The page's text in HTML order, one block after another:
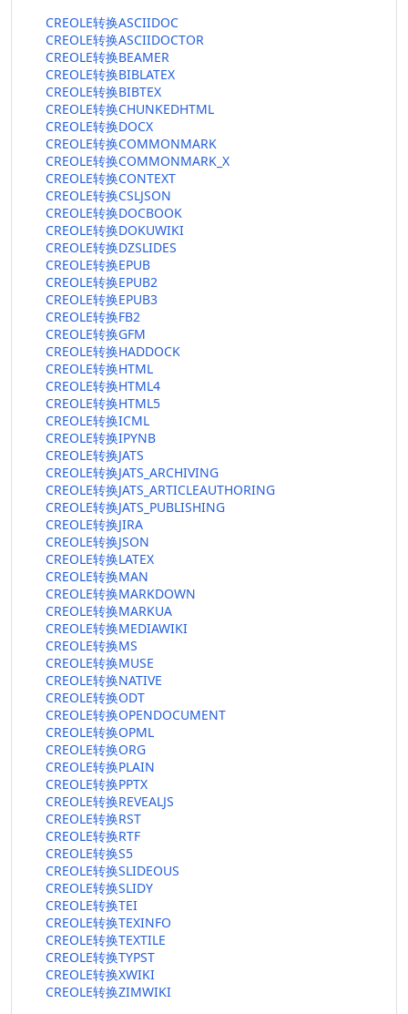
CREOLE转换ASCIIDOC
CREOLE转换ASCIIDOCTOR
CREOLE转换BEAMER
CREOLE转换BIBLATEX
CREOLE转换BIBTEX
CREOLE转换CHUNKEDHTML
CREOLE转换DOCX
CREOLE转换COMMONMARK
CREOLE转换COMMONMARK_X
CREOLE转换CONTEXT
CREOLE转换CSLJSON
CREOLE转换DOCBOOK
CREOLE转换DOKUWIKI
CREOLE转换DZSLIDES
CREOLE转换EPUB
CREOLE转换EPUB2
CREOLE转换EPUB3
CREOLE转换FB2
CREOLE转换GFM
CREOLE转换HADDOCK
CREOLE转换HTML
CREOLE转换HTML4
CREOLE转换HTML5
CREOLE转换ICML
CREOLE转换IPYNB
CREOLE转换JATS
CREOLE转换JATS_ARCHIVING
CREOLE转换JATS_ARTICLEAUTHORING
CREOLE转换JATS_PUBLISHING
CREOLE转换JIRA
CREOLE转换JSON
CREOLE转换LATEX
CREOLE转换MAN
CREOLE转换MARKDOWN
CREOLE转换MARKUA
CREOLE转换MEDIAWIKI
CREOLE转换MS
CREOLE转换MUSE
CREOLE转换NATIVE
CREOLE转换ODT
CREOLE转换OPENDOCUMENT
CREOLE转换OPML
CREOLE转换ORG
CREOLE转换PLAIN
CREOLE转换PPTX
CREOLE转换REVEALJS
CREOLE转换RST
CREOLE转换RTF
CREOLE转换S5
CREOLE转换SLIDEOUS
CREOLE转换SLIDY
CREOLE转换TEI
CREOLE转换TEXINFO
CREOLE转换TEXTILE
CREOLE转换TYPST
CREOLE转换XWIKI
CREOLE转换ZIMWIKI